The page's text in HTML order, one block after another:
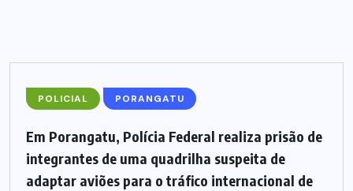
POLICIAL PORANGATU
Em Porangatu, Polícia Federal realiza prisão de
integrantes de uma quadrilha suspeita de
adaptar aviões para o tráfico internacional de